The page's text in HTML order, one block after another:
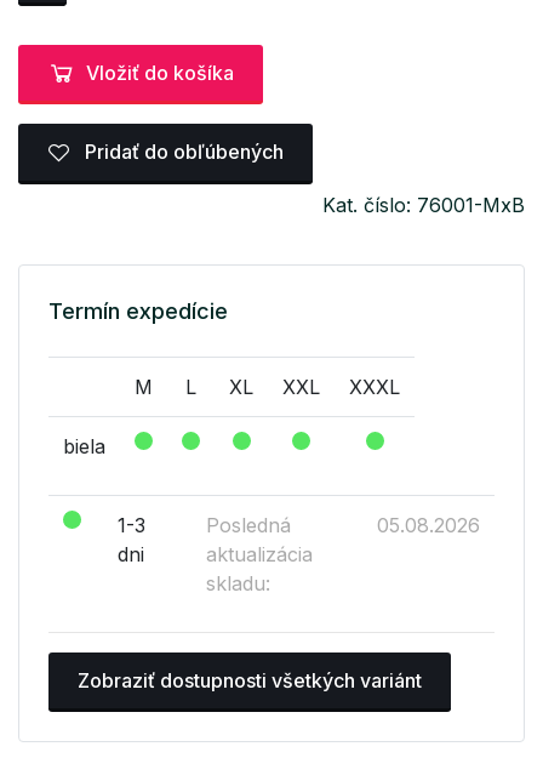
Vložiť do košíka
Pridať do obľúbených
Kat. číslo: 76001-MxB
Termín expedície
M L XL XXL XXXL
biela
1-3
dni
Posledná
aktualizácia
skladu:
05.08.2026
Zobraziť dostupnosti všetkých variánt